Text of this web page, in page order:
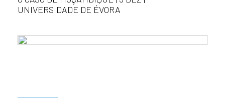
UNIVERSIDADE DE ÉVORA